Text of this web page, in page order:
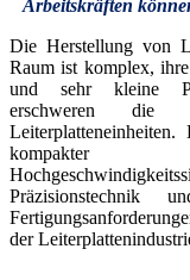
Arbeitskräften
Die Herstellung von
Raum ist komplex,
und sehr kleine
erschweren die
kompakter
Präzisionstechnik
der